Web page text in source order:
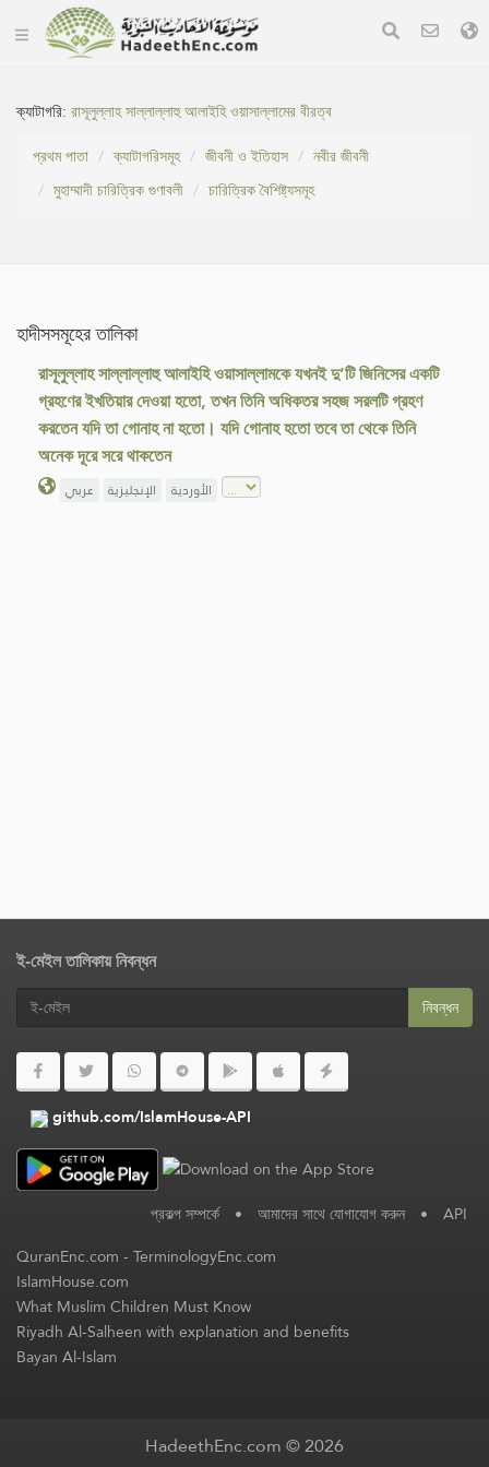
ক্যাটাগরি:রাসূলুল্লাহ সাল্লাল্লাহু আলাইহি ওয়াসাল্লামের বীরত্ব
প্রথম পাতা
ক্যাটাগরিসমূহ জীবনী ও ইতিহাস
নবীর জীবনী
মুহাম্মাদী চারিত্রিক গুণাবলী
চারিত্রিক বৈশিষ্ট্যসমূহ
হাদীসসমূহের তালিকা
রাসূলুল্লাহ সাল্লাল্লাহু আলাইহি ওয়াসাল্লামকে যখনই দু’টি জিনিসের একটি
গ্রহণের ইখতিয়ার দেওয়া হতো, তখন তিনি অধিকতর সহজ সরলটি গ্রহণ
করতেন যদি তা গোনাহ না হতো। যদি গোনাহ হতো তবে তা থেকে তিনি
অনেক দূরে সরে থাকতেন
عربي الإنجليزية الأوردية
ই-মেইল তালিকায় নিবন্ধন
নিবন্ধন
github.com/IslamHouse-API
প্রকল্প সম্পর্কে • আমাদের সাথে যোগাযোগ করুন • API
QuranEnc.com-TerminologyEnc.com
IslamHouse.com
What Muslim Children Must Know
Riyadh Al-Salheen with explanation and benefits
Bayan Al-Islam
HadeethEnc.com © 2026